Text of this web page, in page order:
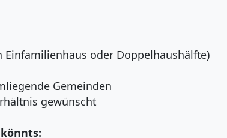
Einfamilienhaus oder Doppelhaushälfte)
Gemeinden
gewünscht